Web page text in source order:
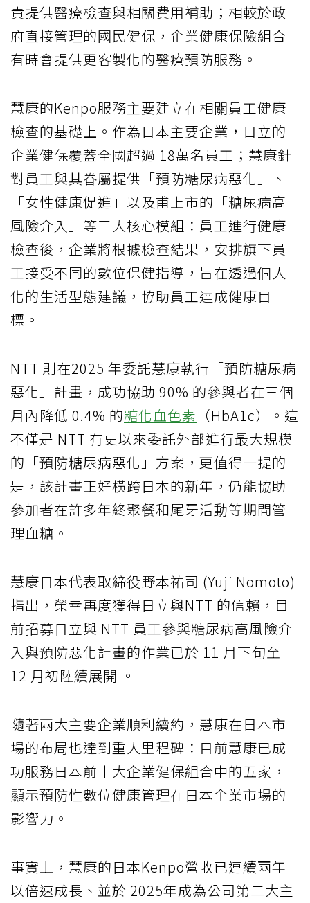
責提供醫療檢查與相關費用補助；相較於政
府直接管理的國民健保，企業健康保險組合
有時會提供更客製化的醫療預防服務。
慧康的Kenpo服務主要建立在相關員工健康
檢查的基礎上。作為日本主要企業，日立的
企業健保覆蓋全國超過 18萬名員工；慧康針
對員工與其眷屬提供「預防糖尿病惡化」、
「女性健康促進」以及甫上市的「糖尿病高
風險介入」等三大核心模組：員工進行健康
檢查後，企業將根據檢查結果，安排旗下員
工接受不同的數位保健指導，旨在透過個人
化的生活型態建議，協助員工達成健康目
標。
NTT 則在2025 年委託慧康執行「預防糖尿病
惡化」計畫，成功協助 90% 的參與者在三個
月內降低 0.4% 的糖化血色素 （HbA1c）。這
不僅是 NTT 有史以來委託外部進行最大規模
的「預防糖尿病惡化」方案，更值得一提的
是，該計畫正好橫跨日本的新年，仍能協助
參加者在許多年終聚餐和尾牙活動等期間管
理血糖。
慧康日本代表取締役野本祐司 (Yuji Nomoto)
指出，榮幸再度獲得日立與NTT 的信賴，目
前招募日立與 NTT 員工參與糖尿病高風險介
入與預防惡化計畫的作業已於 11 月下旬至
12 月初陸續展開 。
隨著兩大主要企業順利續約，慧康在日本市
場的布局也達到重大里程碑：目前慧康已成
功服務日本前十大企業健保組合中的五家，
顯示預防性數位健康管理在日本企業市場的
影響力。
事實上，慧康的日本Kenpo營收已連續兩年
以倍速成長、並於 2025年成為公司第二大主